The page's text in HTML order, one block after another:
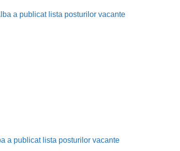
a publicat lista posturilor vacante
a publicat lista posturilor vacante